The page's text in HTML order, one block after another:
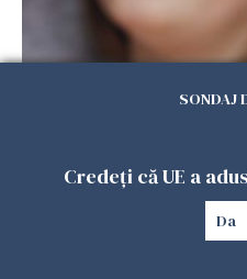
Alocație universală
100.000 de români ar
SONDAJ
Credeți că UE a
Da